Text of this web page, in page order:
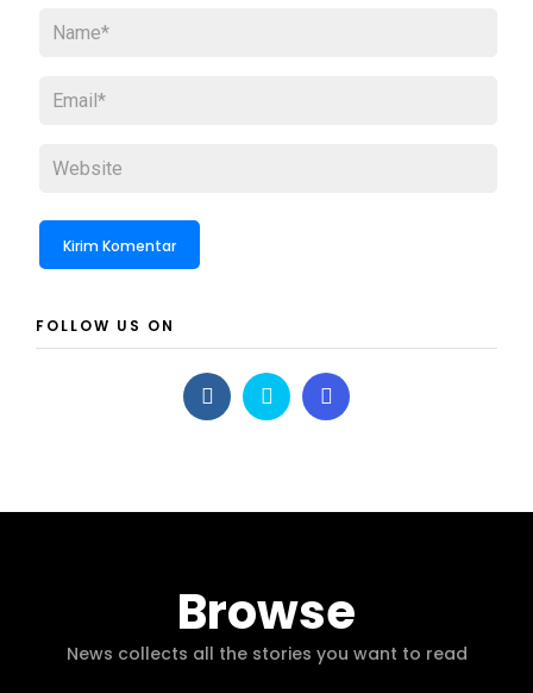
FOLLOW US ON
Browse
News collects all the stories you want to read